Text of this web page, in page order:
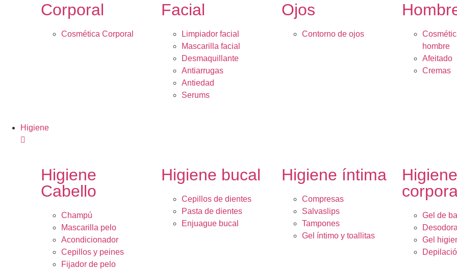
Corporal
Cosmética Corporal
Facial
Limpiador facial
Mascarilla facial
Desmaquillante
Antiarrugas
Antiedad
Serums
Ojos
Contorno de ojos
hombre
Afeitado
Cremas
Higiene
Higiene
Cabello
Champú
Mascarilla pelo
Acondicionador
Cepillos y peines
Fijador de pelo
Higiene bucal
Cepillos de dientes
Pasta de dientes
Enjuague bucal
Higiene íntima
Compresas
Salvaslips
Tampones
Gel íntimo y toallitas
Higiene
Gel de
Gel